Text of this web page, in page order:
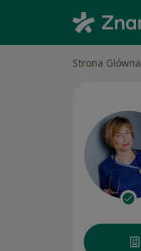
Strona Główna